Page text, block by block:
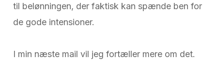
til belønningen, der faktisk kan spænde ben for
de gode intensioner.
I min næste mail vil jeg fortæller mere om det.